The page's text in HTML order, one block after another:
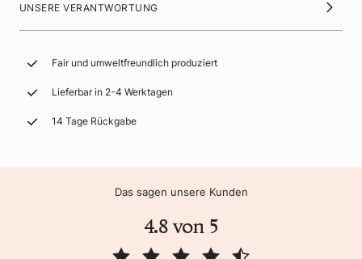
UNSERE VERANTWORTUNG
Fair und umweltfreundlich produziert
Lieferbar in 2-4 Werktagen
14 Tage Rückgabe
Das sagen unsere Kunden
4.8 von 5